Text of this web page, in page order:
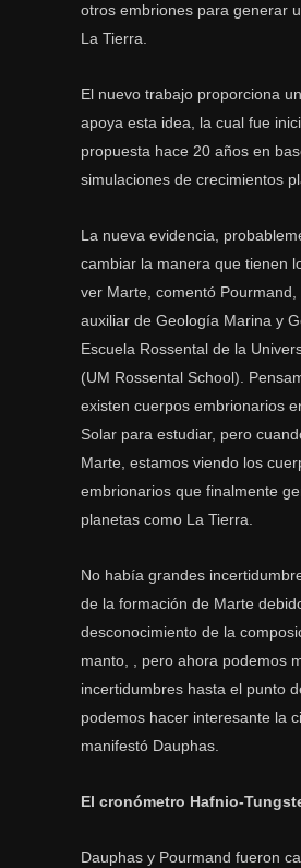
otros embriones para generar
La Tierra.
El nuevo trabajo proporciona
apoya esta idea, la cual fue
propuesta hace 20 años en
simulaciones de crecimientos
La nueva evidencia,
cambiar la manera que tienen
ver Marte, comentó Pourmand,
auxiliar de Geología Marina y
Escuela Rossental de la
(UM Rossental School).
existen cuerpos embrionarios
Solar para estudiar, pero
Marte, estamos viendo los
embrionarios que finalmente
planetas como La Tierra.
No había grandes
de la formación de Marte
desconocimiento de la
manto,
, pero ahora podemos
incertidumbres hasta el punto
podemos hacer interesante la
manifestó Dauphas.
El cronómetro Hafnio-
Dauphas y Pourmand fueron